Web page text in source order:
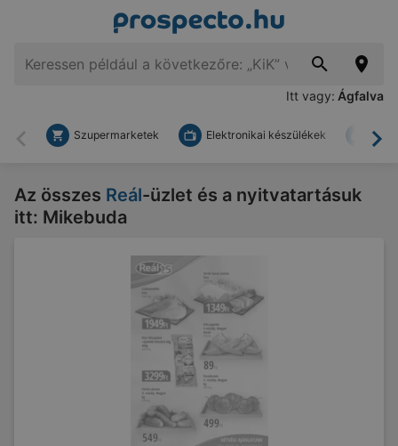
Itt vagy: Ágfalva
Vissza
Szupermarketek Elektronikai készülékek
Az összes Reál-üzlet és a nyitvatartásuk
itt: Mikebuda